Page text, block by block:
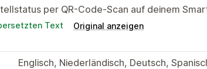
per QR-Code-Scan auf deinem
Text Original anzeigen
Englisch, Niederländisch, Deutsch,